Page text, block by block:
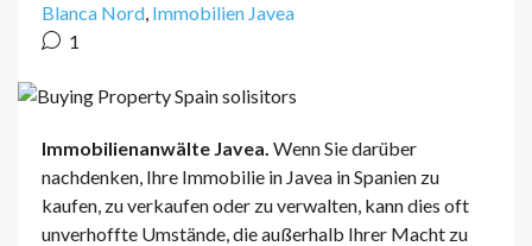
Blanca Nord, Immobilien Javea
1
Immobilienanwälte Javea. Wenn Sie darüber
nachdenken, Ihre Immobilie in Javea in Spanien zu
kaufen, zu verkaufen oder zu verwalten, kann dies oft
unverhoffte Umstände, die außerhalb Ihrer Macht zu